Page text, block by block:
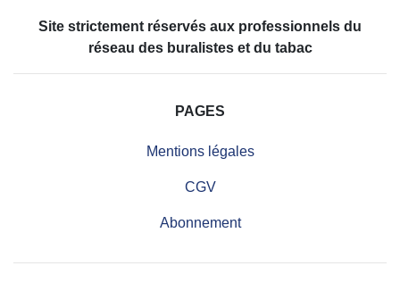
Site strictement réservés aux professionnels du
réseau des buralistes et du tabac
PAGES
Mentions légales
CGV
Abonnement